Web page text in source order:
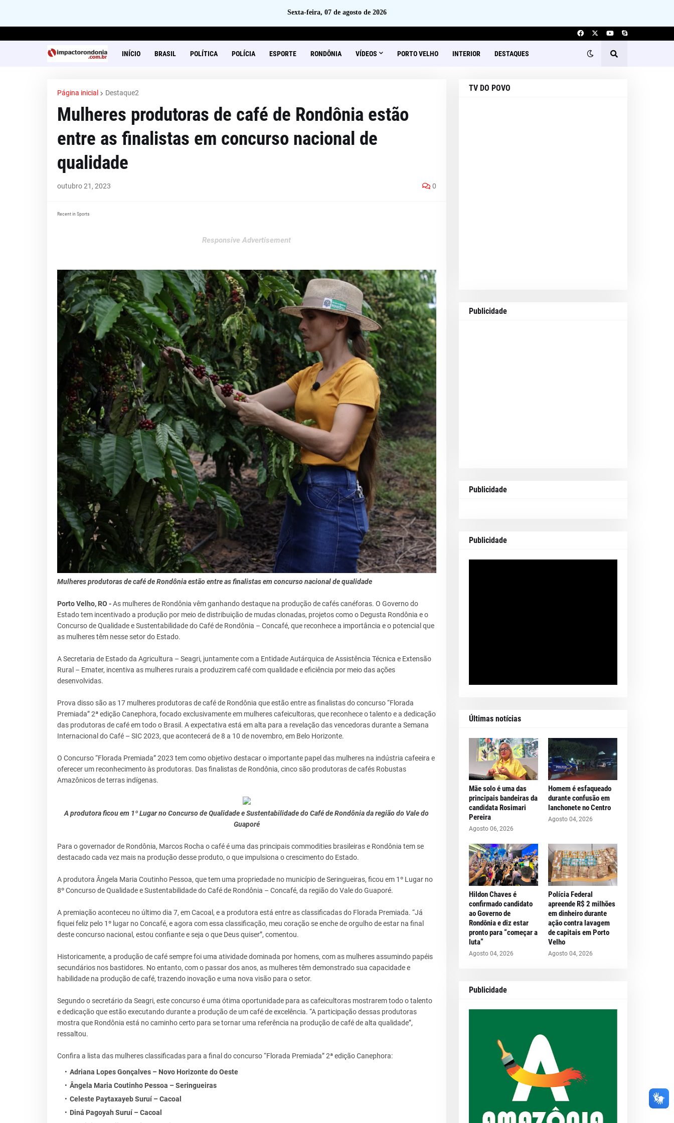
Sexta-feira, 07 de agosto de 2026
INÍCIO BRASIL POLÍTICA POLÍCIA ESPORTE RONDÔNIA VÍDEOS PORTO VELHO INTERIOR DESTAQUES
Página inicial Destaque2
Mulheres produtoras de café de Rondônia estão
entre as finalistas em concurso nacional de
qualidade
outubro 21, 2023 0
Recent in Sports
Responsive Advertisement
Mulheres produtoras de café de Rondônia estão entre as finalistas em concurso nacional de qualidade
Porto Velho, RO -As mulheres de Rondônia vêm ganhando destaque na produção de cafés canéforas. O Governo do
Estado tem incentivado a produção por meio de distribuição de mudas clonadas, projetos como o Degusta Rondônia e o
Concurso de Qualidade e Sustentabilidade do Café de Rondônia – Concafé, que reconhece a importância e o potencial que
as mulheres têm nesse setor do Estado.
A Secretaria de Estado da Agricultura – Seagri, juntamente com a Entidade Autárquica de Assistência Técnica e Extensão
Rural – Emater, incentiva as mulheres rurais a produzirem café com qualidade e eficiência por meio das ações
desenvolvidas.
Prova disso são as 17 mulheres produtoras de café de Rondônia que estão entre as finalistas do concurso “Florada
Premiada” 2ª edição Canephora, focado exclusivamente em mulheres cafeicultoras, que reconhece o talento e a dedicação
das produtoras de café em todo o Brasil. A expectativa está em alta para a revelação das vencedoras durante a Semana
Internacional do Café – SIC 2023, que acontecerá de 8 a 10 de novembro, em Belo Horizonte.
O Concurso “Florada Premiada” 2023 tem como objetivo destacar o importante papel das mulheres na indústria cafeeira e
oferecer um reconhecimento às produtoras. Das finalistas de Rondônia, cinco são produtoras de cafés Robustas
Amazônicos de terras indígenas.
A produtora ficou em 1º Lugar no Concurso de Qualidade e Sustentabilidade do Café de Rondônia da região do Vale do
Guaporé
Para o governador de Rondônia, Marcos Rocha o café é uma das principais commodities brasileiras e Rondônia tem se
destacado cada vez mais na produção desse produto, o que impulsiona o crescimento do Estado.
A produtora Ângela Maria Coutinho Pessoa, que tem uma propriedade no município de Seringueiras, ficou em 1º Lugar no
8º Concurso de Qualidade e Sustentabilidade do Café de Rondônia – Concafé, da região do Vale do Guaporé.
A premiação aconteceu no último dia 7, em Cacoal, e a produtora está entre as classificadas do Florada Premiada. “Já
fiquei feliz pelo 1º lugar no Concafé, e agora com essa classificação, meu coração se enche de orgulho de estar na final
deste concurso nacional, estou confiante e seja o que Deus quiser”, comentou.
Historicamente, a produção de café sempre foi uma atividade dominada por homens, com as mulheres assumindo papéis
secundários nos bastidores. No entanto, com o passar dos anos, as mulheres têm demonstrado sua capacidade e
habilidade na produção de café, trazendo inovação e uma nova visão para o setor.
Segundo o secretário da Seagri, este concurso é uma ótima oportunidade para as cafeicultoras mostrarem todo o talento
e dedicação que estão executando durante a produção de um café de excelência. “A participação dessas produtoras
mostra que Rondônia está no caminho certo para se tornar uma referência na produção de café de alta qualidade”,
ressaltou.
Confira a lista das mulheres classificadas para a final do concurso “Florada Premiada” 2ª edição Canephora:
Adriana Lopes Gonçalves – Novo Horizonte do Oeste
Ângela Maria Coutinho Pessoa – Seringueiras
Celeste Paytaxayeb Suruí – Cacoal
Diná Pagoyah Suruí – Cacoal
TV DO POVO
Publicidade
Publicidade
Publicidade
Últimas notícias
Mãe solo é uma das
principais bandeiras da
candidata Rosimari
Pereira
Agosto 06, 2026
Homem é esfaqueado
durante confusão em
lanchonete no Centro
Agosto 04, 2026
Hildon Chaves é
confirmado candidato
ao Governo de
Rondônia e diz estar
pronto para “começar a
luta”
Agosto 04, 2026
Polícia Federal
apreende R$ 2 milhões
em dinheiro durante
ação contra lavagem
de capitais em Porto
Velho
Agosto 04, 2026
Publicidade